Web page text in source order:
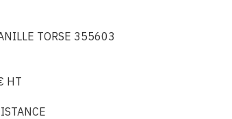
TORSE 355603
HT